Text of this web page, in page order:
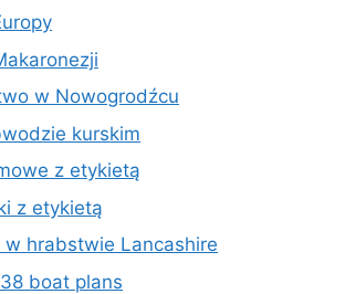
w Nowogrodźcu
kurskim
z etykietą
z etykietą
w hrabstwie Lancashire
boat plans